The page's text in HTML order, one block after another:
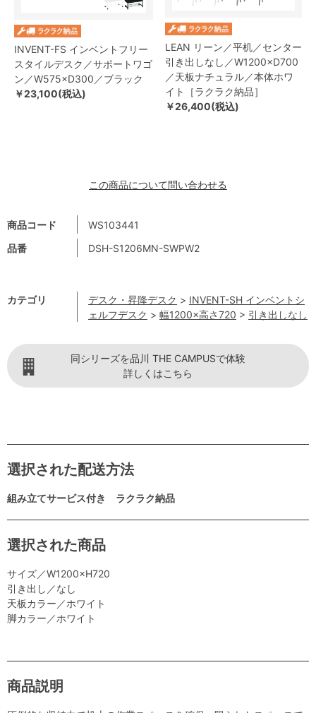
商品コード
WS103441
品番
DSH-S1206MN-SWPW2
カテゴリ デスク・昇降デスク > INVENT-SH インベントシ
ェルフデスク > 幅1200×高さ720 > 引き出しなし
INVENT-FS インベントフリー
スタイルデスク／サポートワゴ
ン／W575×D300／ブラック
￥23,100(税込)
LEAN リーン／平机／センター
引き出しなし／W1200×D700
／天板ナチュラル／本体ホワ
イト［ラクラク納品］
￥26,400(税込)
この商品について問い合わせる
同シリーズを品川 THE CAMPUSで体験
詳しくはこちら
選択された配送方法
組み立てサービス付き ラクラク納品
選択された商品
サイズ／W1200×H720
引き出し／なし
天板カラー／ホワイト
脚カラー／ホワイト
商品説明